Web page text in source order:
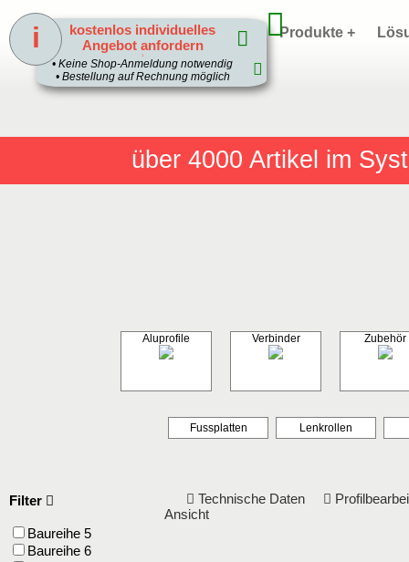
über 4000 Artikel im
Home Produkte +
Aluprofile Verbinder Zubehör
Fussplatten Lenkrollen
Technische Daten
Ansicht
Filter
Baureihe 5
Baureihe 6
kostenlos individuelles
Angebot anfordern
1
• Keine Shop-Anmeldung notwendig
• Bestellung auf Rechnung möglich
i